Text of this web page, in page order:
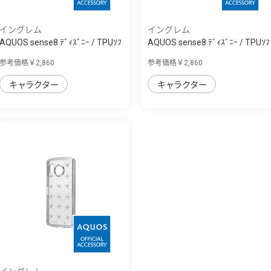
イングレム
AQUOS sense8 ﾃﾞｨｽﾞﾆｰ / TPUｿﾌ
参考価格￥2,860
キャラクター
イングレム
AQUOS sense8 ﾃﾞｨｽﾞﾆｰ / TPUｿﾌ
参考価格￥2,860
キャラクター